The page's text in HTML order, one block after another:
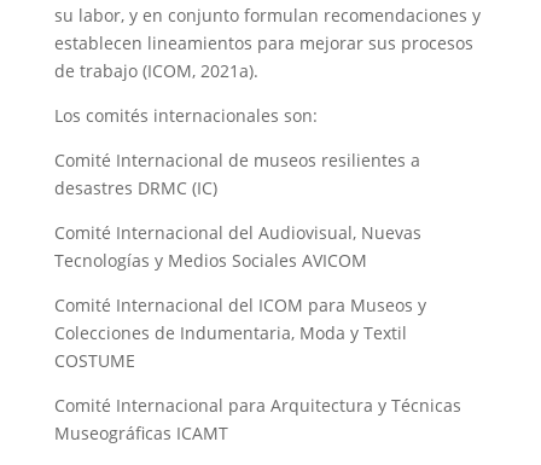
su labor, y en conjunto formulan recomendaciones y
establecen lineamientos para mejorar sus procesos
de trabajo (ICOM, 2021a).
Los comités internacionales son:
Comité Internacional de museos resilientes a
desastres DRMC (IC)
Comité Internacional del Audiovisual, Nuevas
Tecnologías y Medios Sociales AVICOM
Comité Internacional del ICOM para Museos y
Colecciones de Indumentaria, Moda y Textil
COSTUME
Comité Internacional para Arquitectura y Técnicas
Museográficas ICAMT